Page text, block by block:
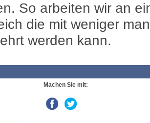
So arbeiten wir an
die mit weniger
werden kann.
Machen Sie mit: